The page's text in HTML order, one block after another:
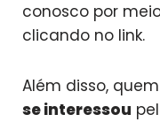
conosco por
clicando no link.
Além disso,
se interessou